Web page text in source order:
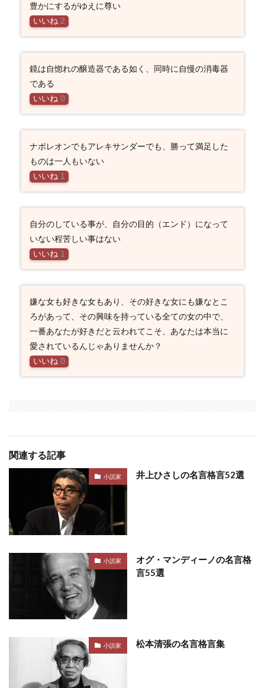
豊かにするがゆえに尊い
いいね 2
鏡は自惚れの醸造器である如く、同時に自慢の消毒器
である
いいね 0
ナポレオンでもアレキサンダーでも、勝って満足した
ものは一人もいない
いいね 1
自分のしている事が、自分の目的（エンド）になって
いない程苦しい事はない
いいね 1
嫌な女も好きな女もあり、その好きな女にも嫌なとこ
ろがあって、その興味を持っている全ての女の中で、
一番あなたが好きだと云われてこそ、あなたは本当に
愛されているんじゃありませんか？
いいね 0
関連する記事
小説家 井上ひさしの名言格言52選
小説家
オグ・マンディーノの名言格
言55選
小説家 松本清張の名言格言集